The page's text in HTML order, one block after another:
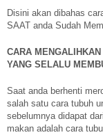
Disini akan dibahas
SAAT anda Sudah
CARA
YANG SELALU
Saat anda berhenti
salah satu cara tubuh
sebelumnya didapat
makan adalah cara